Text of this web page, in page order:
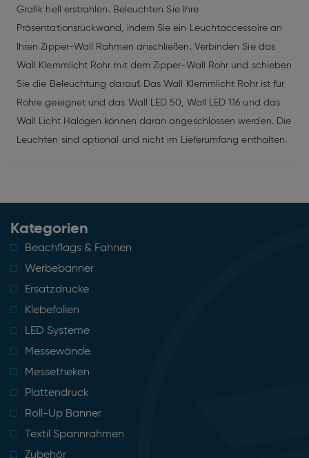
Grafik hell erstrahlen. Beleuchten Sie Ihre
Präsentationsrückwand, indem Sie ein Leuchtaccessoire an
Ihren Zipper-Wall Rahmen anschließen. Verbinden Sie das
Wall Klemmlicht Rohr mit dem Zipper-Wall Rohr und schieben
Sie die Beleuchtung darauf. Das Wall Klemmlicht Rohr ist für
Rohre geeignet und das Wall LED 50, Wall LED 116 und das
Wall Licht Halogen können daran angeschlossen werden. Die
Leuchten sind optional und nicht im Lieferumfang enthalten.
Kategorien
Beachflags & Fahnen
Werbebanner
Ersatzdrucke
Klebefolien
LED Systeme
Messewände
Messetheken
Plattendruck
Roll-Up Banner
Textil Spannrahmen
Zubehör